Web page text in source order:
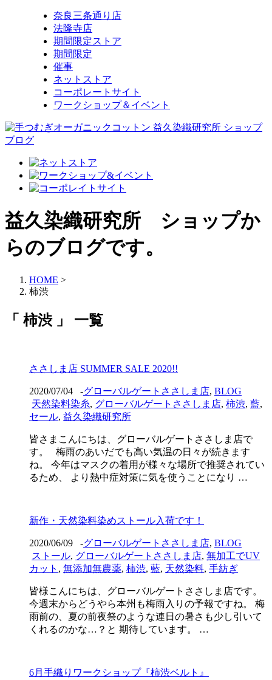
奈良三条通り店
法隆寺店
期間限定ストア
期間限定
催事
ネットストア
コーポレートサイト
ワークショップ＆イベント
益久染織研究所 ショップか
らのブログです。
HOME >
柿渋
「 柿渋 」 一覧
ささしま店 SUMMER SALE 2020!!
2020/07/04 -グローバルゲートささしま店, BLOG
天然染料染糸, グローバルゲートささしま店, 柿渋, 藍,
セール, 益久染織研究所
皆さまこんにちは、グローバルゲートささしま店で
す。 梅雨のあいだでも高い気温の日々が続きます
ね。 今年はマスクの着用が様々な場所で推奨されてい
るため、 より熱中症対策に気を使うことになり …
新作・天然染料染めストール入荷です！
2020/06/09 -グローバルゲートささしま店, BLOG
ストール, グローバルゲートささしま店, 無加工でUV
カット , 無添加無農薬, 柿渋, 藍, 天然染料, 手紡ぎ
皆様こんにちは、グローバルゲートささしま店です。
今週末からどうやら本州も梅雨入りの予報ですね。 梅
雨前の、夏の前夜祭のような連日の暑さも少し引いて
くれるのかな…？と 期待しています。 …
6月手織りワークショップ『柿渋ベルト』